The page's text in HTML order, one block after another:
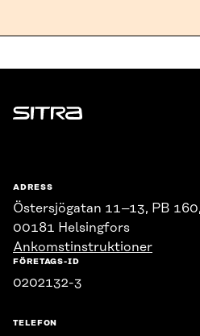
Sitra
ADRESS
Östersjögatan 11–13, PB
00181 Helsingfors
Ankomstinstruktioner
FÖRETAGS-ID
0202132-3
TELEFON